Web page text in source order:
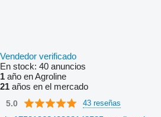
Vendedor verificado
En stock: 40 anuncios
1 año en Agroline
21 años en el mercado
5.0 43 reseñas